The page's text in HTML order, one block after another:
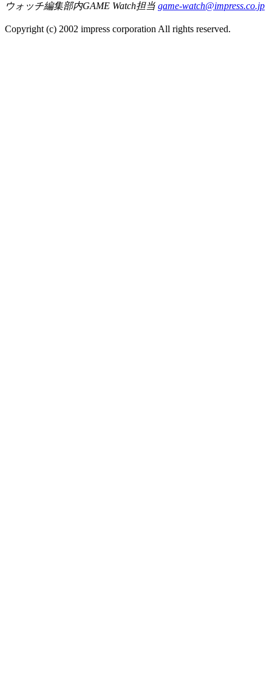
ウォッチ編集部内GAME Watch担当 game-watch@impress.co.jp
Copyright (c) 2002 impress corporation All rights reserved.